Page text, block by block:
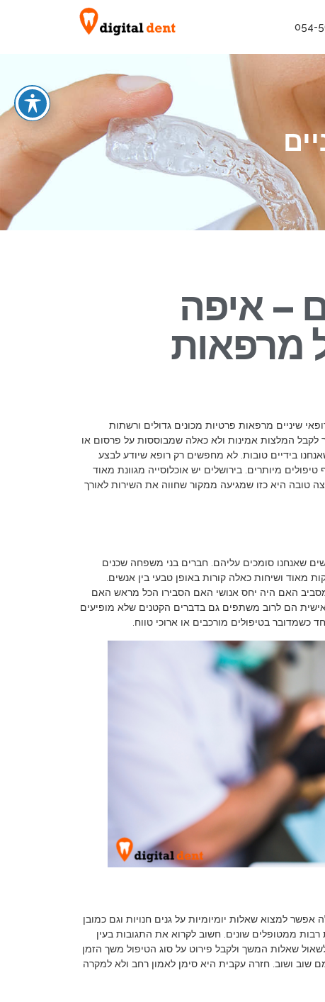
054-
– איפה
מרפאות
שיניים מרפאות פרטיות מכונים גדולים ורשתות
לקבל המלצות אמינות ולא כאלה שמבוססות על פרסום או
בידיים טובות. לא מחפשים רק רופא שיודע לבצע
מיותרים. בירושלים יש אוכלוסייה מגוונת מאוד
טובה היא כזו שמגיעה ממקור שחווה את השירות לאורך
שאנחנו סומכים עליהם. חברים בני משפחה שכנים
מאוד ושיחות כאלה קורות באופן טבעי בין אנשים.
האם היה יחס אנושי האם הסבירו הכל מראש האם
הם לרוב משתפים גם בדברים הקטנים שלא מופיעים
כשמדובר בטיפולים מורכבים או ארוכי טווח.
אפשר למצוא שאלות יומיומיות על גנים חנויות וגם כמובן
ממטופלים שונים. חשוב לקרוא את התגובות בעין
שאלות המשך ולקבל פירוט על סוג הטיפול משך הזמן
ושוב. חזרה עקבית היא סימן לאמון רחב ולא למקרה